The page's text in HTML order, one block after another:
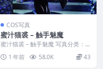
COS写真
蜜汁猫裘 – 触手魅魔
蜜汁猫裘 – 触手魅魔 写真分类：
唯美，参与模特：蜜汁猫裘 [资源
大小]：[85...
1 年前 58.0K 43